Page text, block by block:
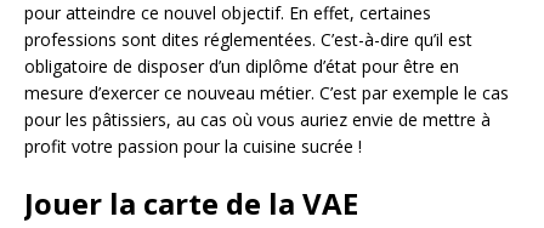
pour atteindre ce nouvel objectif. En effet, certaines
professions sont dites réglementées. C’est-à-dire qu’il est
obligatoire de disposer d’un diplôme d’état pour être en
mesure d’exercer ce nouveau métier. C’est par exemple le cas
pour les pâtissiers, au cas où vous auriez envie de mettre à
profit votre passion pour la cuisine sucrée !
Jouer la carte de la VAE